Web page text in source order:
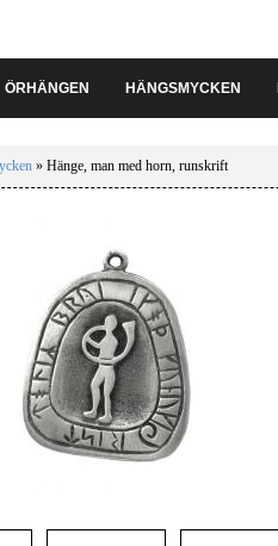
ÖRHÄNGEN HÄNGSMYCKEN
» Hänge, man med horn, runskrift